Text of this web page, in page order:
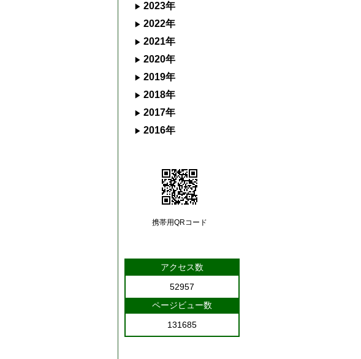
2023年
2022年
2021年
2020年
2019年
2018年
2017年
2016年
携帯用QRコード
アクセス数
52957
ページビュー数
131685